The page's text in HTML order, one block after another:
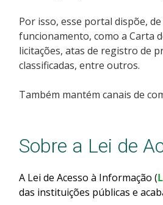
Por isso, esse portal dispõe,
funcionamento, como a Carta
licitações, atas de registro de
classificadas, entre outros.
Também mantém canais de
Sobre a Lei de
A Lei de Acesso à Informação (
das instituições públicas e